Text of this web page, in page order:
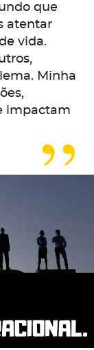
que
atentar
vida.
Minha
impactam